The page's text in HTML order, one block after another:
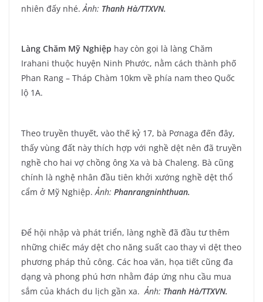
nhiên đấy nhé. Ảnh: Thanh Hà/TTXVN.
Làng Chăm Mỹ Nghiệp hay còn gọi là làng Chăm
Irahani thuộc huyện Ninh Phước, nằm cách thành phố
Phan Rang – Tháp Chàm 10km về phía nam theo Quốc
lộ 1A.
Theo truyền thuyết, vào thế kỷ 17, bà Pơnaga đến đây,
thấy vùng đất này thích hợp với nghề dệt nên đã truyền
nghề cho hai vợ chồng ông Xa và bà Chaleng. Bà cũng
chính là nghệ nhân đầu tiên khởi xướng nghề dệt thổ
cẩm ở Mỹ Nghiệp.Ảnh: Phanrangninhthuan.
Để hội nhập và phát triển, làng nghề đã đầu tư thêm
những chiếc máy dệt cho năng suất cao thay vì dệt theo
phương pháp thủ công. Các hoa văn, họa tiết cũng đa
dạng và phong phú hơn nhằm đáp ứng nhu cầu mua
sắm của khách du lịch gần xa.Ảnh: Thanh Hà/TTXVN.